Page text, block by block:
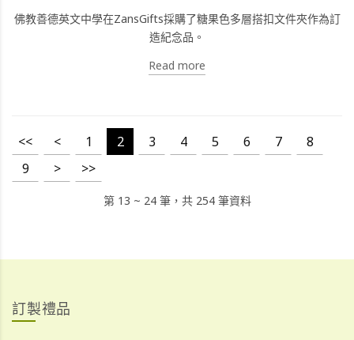
佛教善德英文中學在ZansGifts採購了糖果色多層搭扣文件夾作為訂
造紀念品。
Read more
<< < 1 2 3 4 5 6 7
8
9
> >>
第 13 ~ 24 筆，共 254 筆資料
訂製禮品